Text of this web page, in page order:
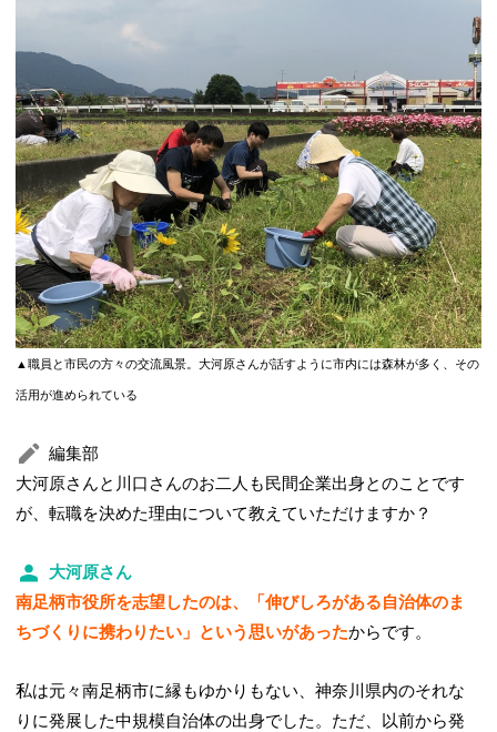
▲職員と市民の方々の交流風景。大河原さんが話すように市内には森林が多く、その
活用が進められている
編集部
大河原さんと川口さんのお二人も民間企業出身とのことです
が、転職を決めた理由について教えていただけますか？
大河原さん
南足柄市役所を志望したのは、「伸びしろがある自治体のま
ちづくりに携わりたい」という思いがあったからです。
私は元々南足柄市に縁もゆかりもない、神奈川県内のそれな
りに発展した中規模自治体の出身でした。ただ、以前から発